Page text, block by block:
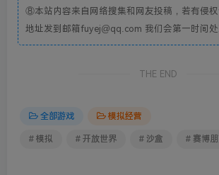
⑧本站内容来自网络搜集和网友投稿，若有侵
地址发到邮箱fuyej@qq.com 我们会第一时间处
THE END
全部游戏 模拟经营
# 模拟 # 开放世界 # 沙盒 # 赛博